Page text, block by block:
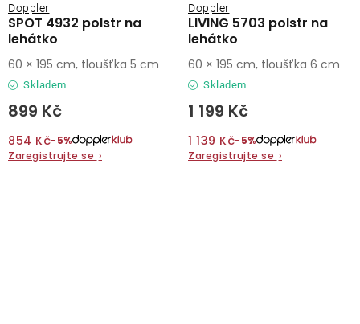
SPOT 4932 polstr na
lehátko
Doppler
Skladem
899 Kč
854 Kč−5%
Zaregistrujte se ›
60 × 195 cm, tloušťka 5 cm
LIVING 5703 polstr na
lehátko
Doppler
Skladem
1 199 Kč
1 139 Kč−5%
Zaregistrujte se ›
60 × 195 cm, tloušťka 6 cm